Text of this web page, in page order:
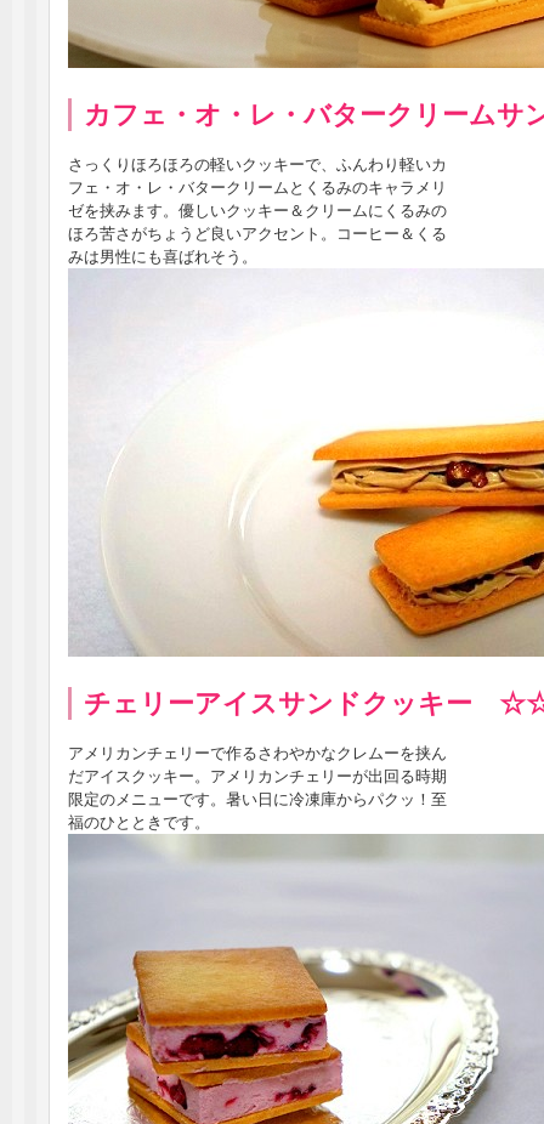
カフェ・オ・レ・バタークリーム
さっくりほろほろの軽いクッキーで、ふんわり軽いカ
フェ・オ・レ・バタークリームとくるみのキャラメリ
ゼを挟みます。優しいクッキー＆クリームにくるみの
ほろ苦さがちょうど良いアクセント。コーヒー＆くる
みは男性にも喜ばれそう。
チェリーアイスサンドクッキー
アメリカンチェリーで作るさわやかなクレムーを挟ん
だアイスクッキー。アメリカンチェリーが出回る時期
限定のメニューです。暑い日に冷凍庫からパクッ！至
福のひとときです。